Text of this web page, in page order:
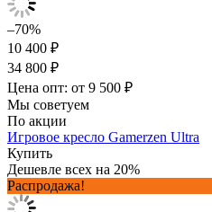
–70%
10 400 ₽
34 800 ₽
Цена опт: от 9 500 ₽
Мы советуем
По акции
Игровое кресло Gamerzen Ultra
Купить
Дешевле всех на 20%
Распродажа!